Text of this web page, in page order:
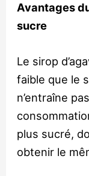
Avantages
sucre
Le sirop
faible que le
n’entraîne
plus sucré,
obtenir le